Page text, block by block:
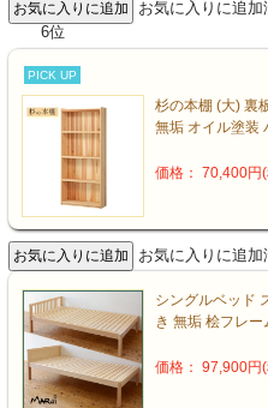
お気に入りに追加
6位
PICK UP
杉の本棚 (大) 裏
無垢 オイル塗装
価格： 70,400円
お気に入りに追加
シングルベッド
き 無垢 桧フレー
価格： 97,900円